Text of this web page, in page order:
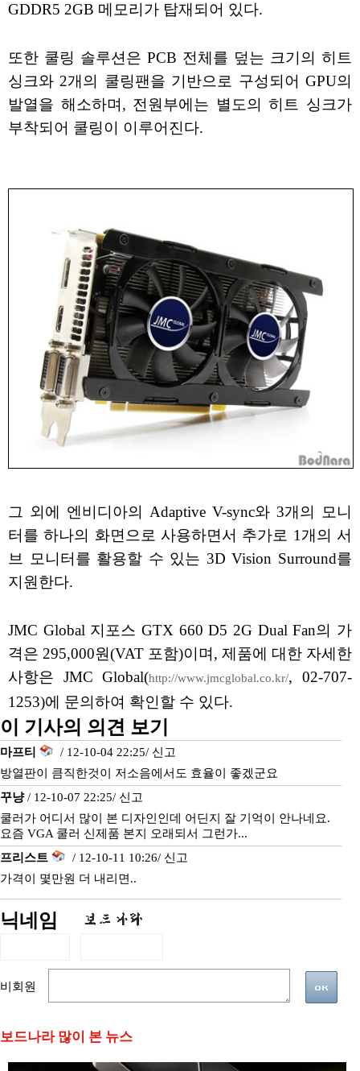
GDDR5 2GB 메모리가 탑재되어 있다.
또한 쿨링 솔루션은 PCB 전체를 덮는 크기의 히트
싱크와 2개의 쿨링팬을 기반으로 구성되어 GPU의
발열을 해소하며, 전원부에는 별도의 히트 싱크가
부착되어 쿨링이 이루어진다.
그 외에 엔비디아의 Adaptive V-sync와 3개의 모니
터를 하나의 화면으로 사용하면서 추가로 1개의 서
브 모니터를 활용할 수 있는 3D Vision Surround를
지원한다.
JMC Global 지포스 GTX 660 D5 2G Dual Fan의 가
격은 295,000원(VAT 포함)이며, 제품에 대한 자세한
사항은 JMC Global(http://www.jmcglobal.co.kr/, 02-707-
1253)에 문의하여 확인할 수 있다.
이 기사의 의견 보기
마프티 / 12-10-04 22:25/ 신고
방열판이 큼직한것이 저소음에서도 효율이 좋겠군요
꾸냥/ 12-10-07 22:25/ 신고
쿨러가 어디서 많이 본 디자인인데 어딘지 잘 기억이 안나네요.
요즘 VGA 쿨러 신제품 본지 오래되서 그런가...
프리스트
/ 12-10-11 10:26/ 신고
가격이 몇만원 더 내리면..
닉네임
비회원
보드나라 많이 본 뉴스